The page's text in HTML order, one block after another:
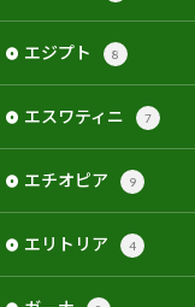
エジプト 8
エスワティニ 7
エチオピア 9
エリトリア 4